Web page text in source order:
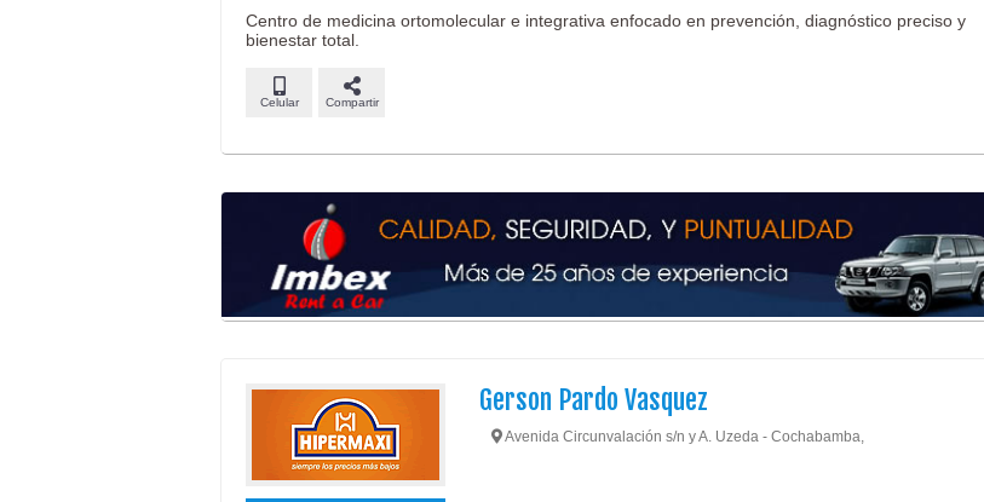
Centro de medicina ortomolecular e integrativa enfocado en prevención, diagnóstico preciso y
bienestar total.
Celular Compartir
Gerson Pardo Vasquez
Avenida Circunvalación s/n y A. Uzeda - Cochabamba,